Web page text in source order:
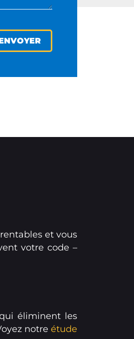
et vous
votre code –
éliminent les
notreétude